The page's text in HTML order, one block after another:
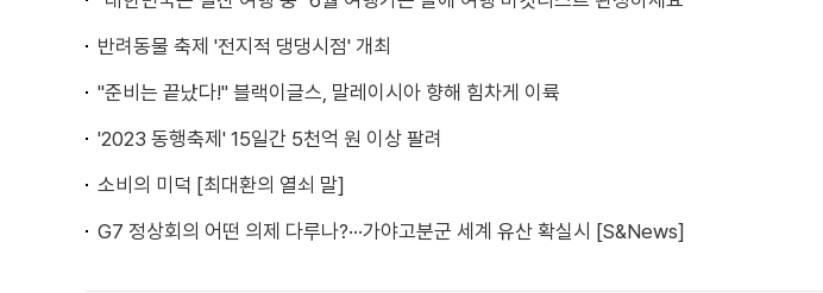
반려동물 축제 '전지적 댕댕시점' 개최
"준비는 끝났다!" 블랙이글스, 말레이시아 향해 힘차게 이륙
'2023 동행축제' 15일간 5천억 원 이상 팔려
소비의 미덕 [최대환의 열쇠 말]
G7 정상회의 어떤 의제 다루나?···가야고분군 세계 유산 확실시 [S&News]